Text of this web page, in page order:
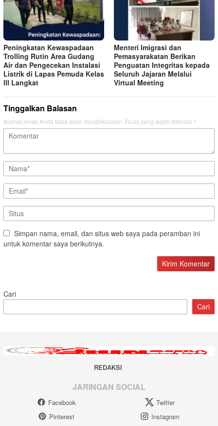
Peningkatan Kewaspadaan
Trolling Rutin Area Gudang
Air dan Pengecekan Instalasi
Listrik di Lapas Pemuda Kelas
lll Langkat
Menteri Imigrasi dan
Pemasyarakatan Berikan
Penguatan Integritas kepada
Seluruh Jajaran Melalui
Virtual Meeting
Tinggalkan Balasan
Alamat email Anda tidak akan dipublikasikan. Ruas yang wajib ditandai *
Simpan nama, email, dan situs web saya pada peramban ini
untuk komentar saya berikutnya.
Cari
Cari
REDAKSI
JARINGAN SOCIAL
Facebook
Twitter
Pinterest
Instagram